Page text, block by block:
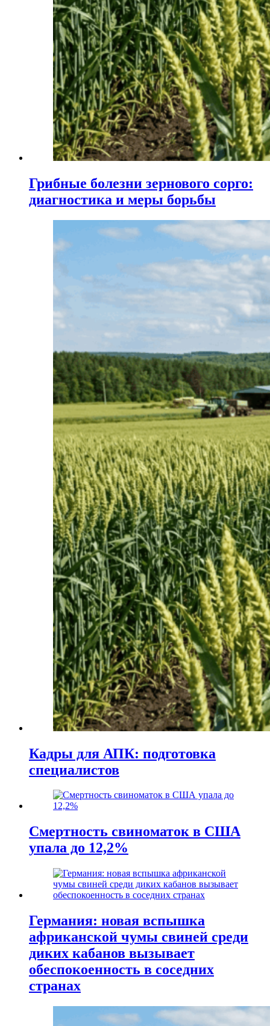
Грибные болезни зернового сорго:
диагностика и меры борьбы
Кадры для АПК: подготовка
специалистов
Смертность свиноматок в США
упала до 12,2%
Германия: новая вспышка
африканской чумы свиней среди
диких кабанов вызывает
обеспокоенность в соседних
странах